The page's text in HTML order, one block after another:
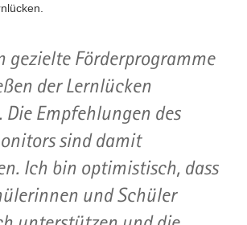
gezielte Förderprogramme
der Lernlücken
Empfehlungen des
sind damit
Ich bin optimistisch, dass
und Schüler